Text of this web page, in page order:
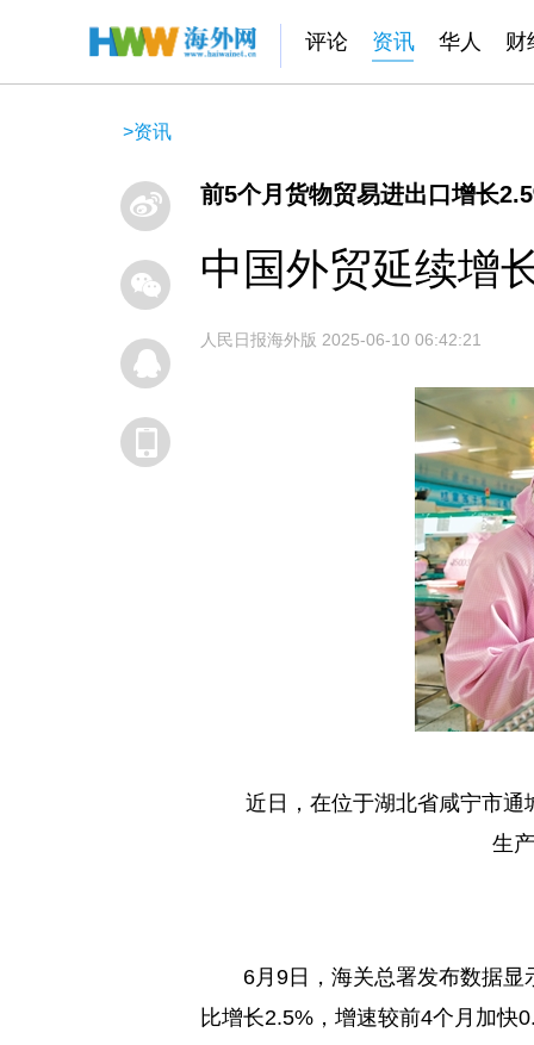
评论 资讯 华人 财
>资讯
前5个月货物贸易进出口增长
中国外贸延续增
人民日报海外版 2025-06-10 06:42:21
近日，在位于湖北省咸宁市
生
6月9日，海关总署发布数据
比增长2.5%，增速较前4个月加快